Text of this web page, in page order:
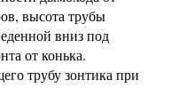
высота трубы
вниз под
от конька.
трубу зонтика при